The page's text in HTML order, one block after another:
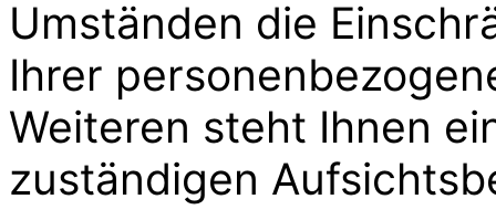
Umständen die
Ihrer
Weiteren steht Ihnen
zuständigen